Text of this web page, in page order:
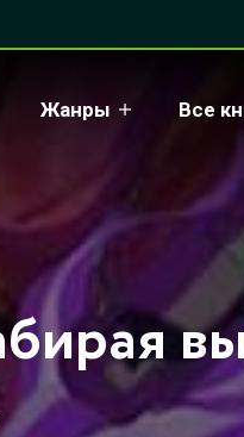
Жанры Все